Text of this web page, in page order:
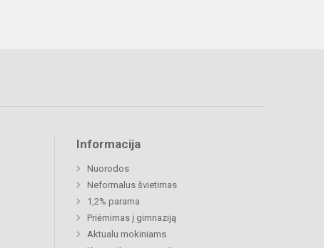
Informacija
Nuorodos
Neformalus švietimas
1,2% parama
Priėmimas į gimnaziją
Aktualu mokiniams